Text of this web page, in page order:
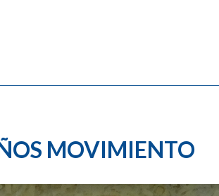
MOVIMIENTO